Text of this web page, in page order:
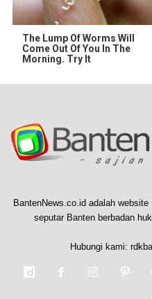
The Lump Of Worms Will
Come Out Of You In The
Morning. Try It
BantenNews.co.id adalah
seputar Banten berbadan
Hubungi kami: